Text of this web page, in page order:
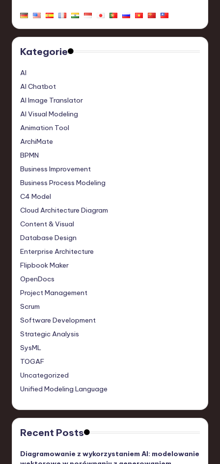
Kategorie
AI
AI Chatbot
AI Image Translator
AI Visual Modeling
Animation Tool
ArchiMate
BPMN
Business Improvement
Business Process Modeling
C4 Model
Cloud Architecture Diagram
Content & Visual
Database Design
Enterprise Architecture
Flipbook Maker
OpenDocs
Project Management
Scrum
Software Development
Strategic Analysis
SysML
TOGAF
Uncategorized
Unified Modeling Language
Recent Posts
Diagramowanie z wykorzystaniem AI: modelowanie